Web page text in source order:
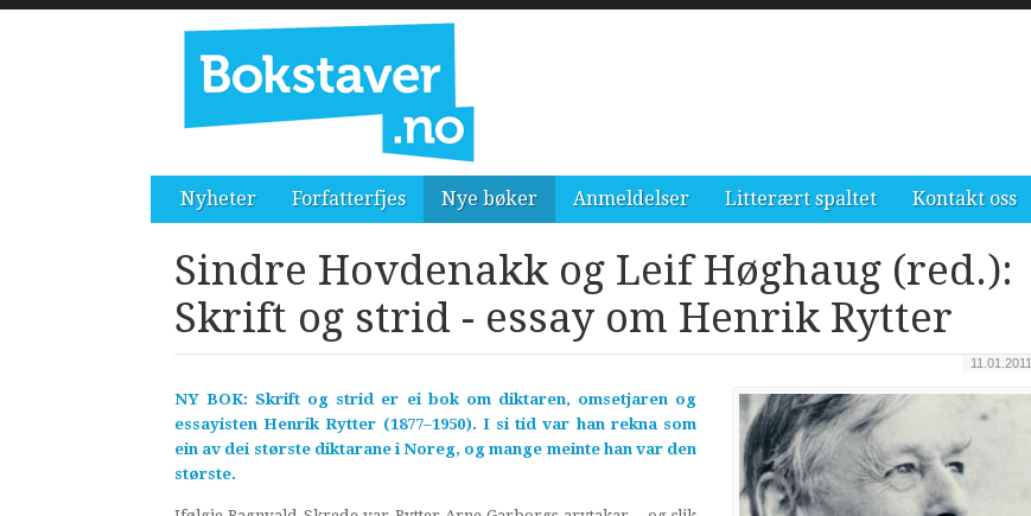
Nyheter Forfatterfjes Nye bøker Anmeldelser Litterært spaltet Kontakt oss
Sindre Hovdenakk og Leif Høghaug (red.):
Skrift og strid - essay om Henrik Rytter
11.01.2011
NY BOK: Skrift og strid er ei bok om diktaren, omsetjaren og
essayisten Henrik Rytter (1877–1950). I si tid var han rekna som
ein av dei største diktarane i Noreg, og mange meinte han var den
største.